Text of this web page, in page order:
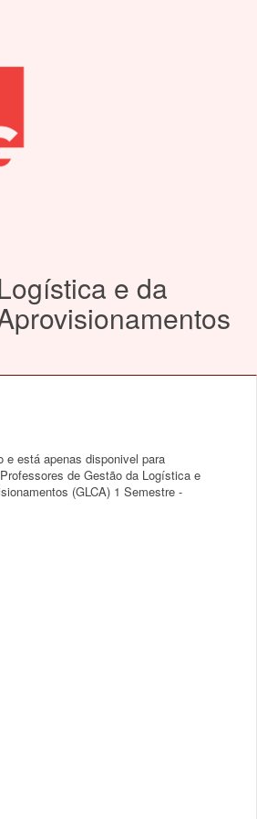
e da
e está apenas disponivel para
de Gestão da Logística e
(GLCA) 1 Semestre -